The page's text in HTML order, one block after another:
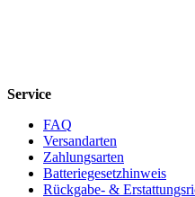
Service
FAQ
Versandarten
Zahlungsarten
Batteriegesetzhinweis
Rückgabe- &